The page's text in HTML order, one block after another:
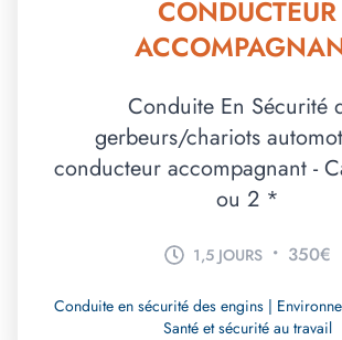
CONDUCTEUR
Conduite En Sécurité
gerbeurs/chariots
conducteur accompagnant -
ou 2 *
1,5 JOURS • 350€
Conduite en sécurité des engins |
Santé et sécurité au travail